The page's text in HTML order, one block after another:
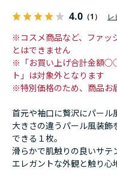
4.0 （1） レ
※コスメ商品など、ファッ
とはできません
※「お買い上げ合計金額
ト」は対象外となります
※特別価格のため、商品お
首元や袖口に贅沢にパール
大きさの違うパール風装
できる１枚。
滑らかで肌触りの良いサテ
エレガントな外観と触り心